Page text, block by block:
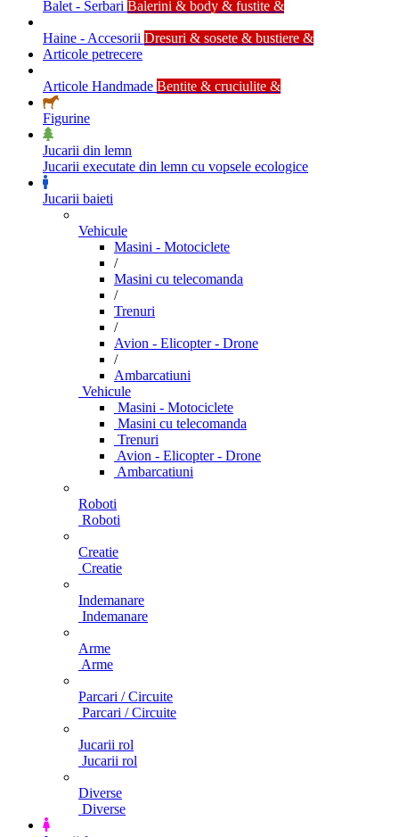
Balet - Serbari Balerini & body & fustite &
Haine - Accesorii Dresuri & sosete & bustiere &
Articole petrecere
Articole Handmade Bentite & cruciulite &
Figurine
Jucarii din lemn
Jucarii executate din lemn cu vopsele ecologice
Jucarii baieti
Vehicule
Masini - Motociclete
/
Masini cu telecomanda
/
Trenuri
/
Avion - Elicopter - Drone
/
Ambarcatiuni
Vehicule
Masini - Motociclete
Masini cu telecomanda
Trenuri
Avion - Elicopter - Drone
Ambarcatiuni
Roboti
Roboti
Creatie
Creatie
Indemanare
Indemanare
Arme
Arme
Parcari / Circuite
Parcari / Circuite
Jucarii rol
Jucarii rol
Diverse
Diverse